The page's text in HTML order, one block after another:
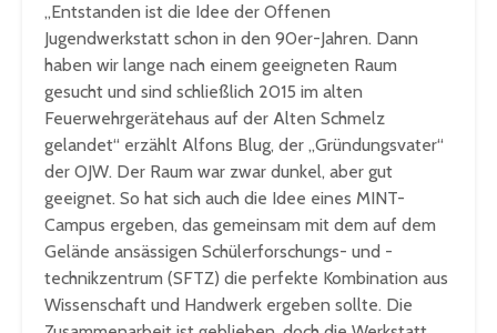
„Entstanden ist die Idee der Offenen
Jugendwerkstatt schon in den 90er-Jahren. Dann
haben wir lange nach einem geeigneten Raum
gesucht und sind schließlich 2015 im alten
Feuerwehrgerätehaus auf der Alten Schmelz
gelandet“ erzählt Alfons Blug, der „Gründungsvater“
der OJW. Der Raum war zwar dunkel, aber gut
geeignet. So hat sich auch die Idee eines MINT-
Campus ergeben, das gemeinsam mit dem auf dem
Gelände ansässigen Schülerforschungs- und -
technikzentrum (SFTZ) die perfekte Kombination aus
Wissenschaft und Handwerk ergeben sollte. Die